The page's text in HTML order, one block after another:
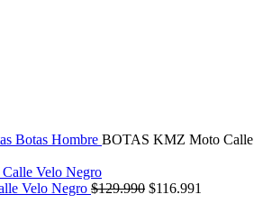
Botas Hombre BOTAS KMZ Moto Calle
Velo Negro $129.990 $116.991